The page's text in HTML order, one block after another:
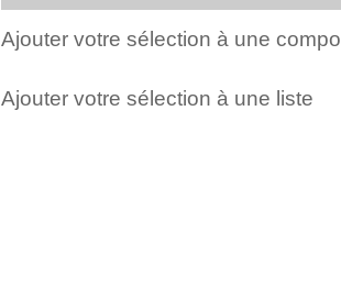
Ajouter votre sélection à une compo
Ajouter votre sélection à une liste